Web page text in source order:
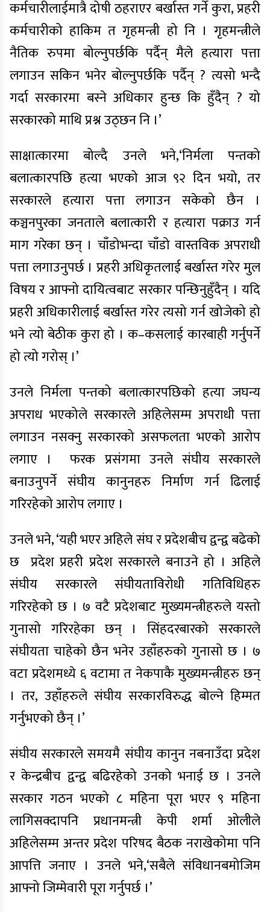
कर्मचारीलाईमात्रै दोषी ठहराएर बर्खास्त गर्ने कुरा, प्रहरी
कर्मचारीको हाकिम त गृहमन्त्री हो नि । गृहमन्त्रीले
नैतिक रुपमा बोल्नुपर्छकि पर्दैन् मैले हत्यारा पत्ता
लगाउन सकिन भनेर बोल्नुपर्छकि पर्दैन् ? त्यसो भन्दै
गर्दा सरकारमा बस्ने अधिकार हुन्छ कि हुँदैन् ? यो
सरकारको माथि प्रश्न उठ्छन नि ।’
साक्षात्कारमा बोल्दै उनले भने,‘निर्मला पन्तको
बलात्कारपछि हत्या भएको आज ९२ दिन भयो, तर
सरकारले हत्यारा पत्ता लगाउन सकेको छैन ।
कञ्चनपुरका जनताले बलात्कारी र हत्यारा पक्राउ गर्न
माग गरेका छन् । चाँडोभन्दा चाँडो वास्तविक अपराधी
पत्ता लगाउनुपर्छ । प्रहरी अधिकृतलाई बर्खास्त गरेर मुल
विषय र आफ्नो दायित्वबाट सरकार पन्छिनुहुँदैन् । यदि
प्रहरी अधिकारीलाई बर्खास्त गरेर त्यसो गर्न खोजेको हो
भने त्यो बेठीक कुरा हो । क–कसलाई कारबाही गर्नुपर्ने
हो त्यो गरोस् ।’
उनले निर्मला पन्तको बलात्कारपछिको हत्या जघन्य
अपराध भएकोले सरकारले अहिलेसम्म अपराधी पत्ता
लगाउन नसक्नु सरकारको असफलता भएको आरोप
लगाए । फरक प्रसंगमा उनले संघीय सरकारले
बनाउनुपर्ने संघीय कानुनहरु निर्माण गर्न ढिलाई
गरिरहेको आरोप लगाए ।
उनले भने, ‘यही भएर अहिले संघ र प्रदेशबीच द्वन्द्व बढेको
छ प्रदेश प्रहरी प्रदेश सरकारले बनाउने हो । अहिले
संघीय सरकारले संघीयताविरोधी गतिविधिहरु
गरिरहेको छ । ७ वटै प्रदेशबाट मुख्यमन्त्रीहरुले यस्तो
गुनासो गरिरहेका छन् । सिंहदरबारको सरकारले
संघीयता चाहेको छैन भनेर उहाँहरुको गुनासो छ । ७
वटा प्रदेशमध्ये ६ वटामा त नेकपाकै मुख्यमन्त्रीहरु छन्
। तर, उहाँहरुले संघीय सरकारविरुद्ध बोल्ने हिम्मत
गर्नुभएको छैन् ।’
संघीय सरकारले समयमै संघीय कानुन नबनाउँदा प्रदेश
र केन्द्रबीच द्वन्द्व बढिरहेको उनको भनाई छ । उनले
सरकार गठन भएको ८ महिना पूरा भएर ९ महिना
लागिसक्दापनि प्रधानमन्त्री केपी शर्मा ओलीले
अहिलेसम्म अन्तर प्रदेश परिषद बैठक नराखेकोमा पनि
आपत्ति जनाए । उनले भने,‘सबैले संविधानबमोजिम
आफ्नो जिम्मेवारी पूरा गर्नुपर्छ ।’